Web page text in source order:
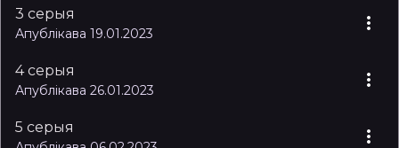
3 серыя
Апублікава 19.01.2023
4 серыя
Апублікава 26.01.2023
5 серыя